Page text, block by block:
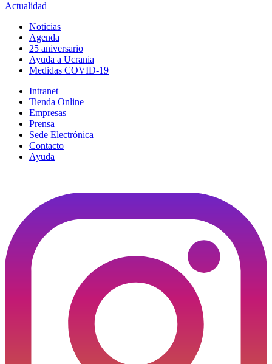
Actualidad
Noticias
Agenda
25 aniversario
Ayuda a Ucrania
Medidas COVID-19
Intranet
Tienda Online
Empresas
Prensa
Sede Electrónica
Contacto
Ayuda